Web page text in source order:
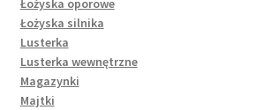
Łożyska oporowe
Łożyska silnika
Lusterka
Lusterka wewnętrzne
Magazynki
Majtki